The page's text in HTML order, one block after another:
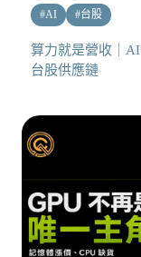
#AI #台股
算力就是營收｜
台股供應鏈